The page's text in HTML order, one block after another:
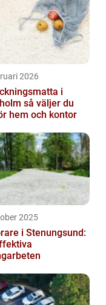
2026
i
väljer du
hem och kontor
2025
i Stenungsund: